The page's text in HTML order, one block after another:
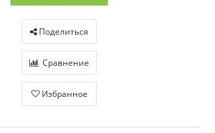
Поделиться
Сравнение
Избранное